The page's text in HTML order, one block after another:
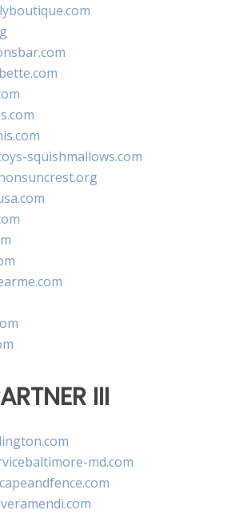
squishmallows.com
III
md.com